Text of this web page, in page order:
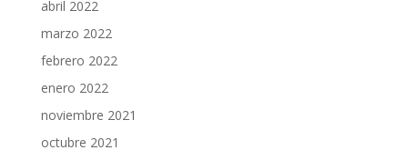
abril 2022
marzo 2022
febrero 2022
enero 2022
noviembre 2021
octubre 2021